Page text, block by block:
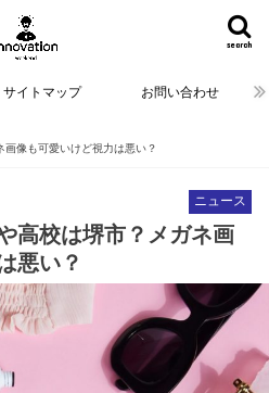
search
サイトマップ お問い合わせ
像も可愛いけど視力は悪い？
ニュース
高校は堺市？メガネ画
悪い？